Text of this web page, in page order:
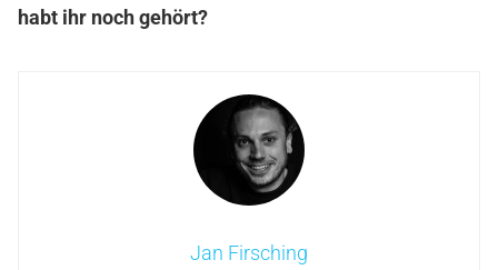
habt ihr noch gehört?
Jan Firsching